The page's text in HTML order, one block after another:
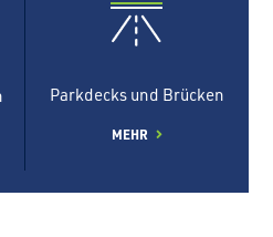
Parkdecks und Brücken
MEHR